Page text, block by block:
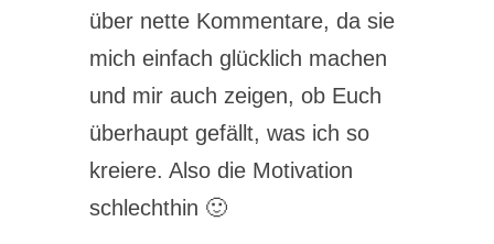
über nette Kommentare, da sie
mich einfach glücklich machen
und mir auch zeigen, ob Euch
überhaupt gefällt, was ich so
kreiere. Also die Motivation
schlechthin 🙂